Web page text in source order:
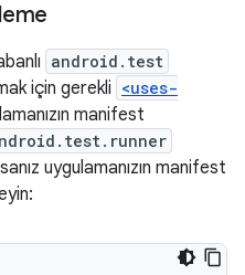
android.test
için gerekli <uses-
manifest
uygulamanızın manifest